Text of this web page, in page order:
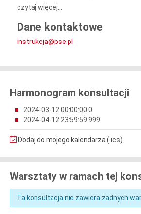
czytaj więcej...
Dane kontaktowe
instrukcja@pse.pl
Harmonogram konsultacji
2024-03-12 00:00:00.0
2024-04-12 23:59:59.999
Dodaj do mojego kalendarza (.ics)
Warsztaty w ramach tej
Ta konsultacja nie zawiera żadnych